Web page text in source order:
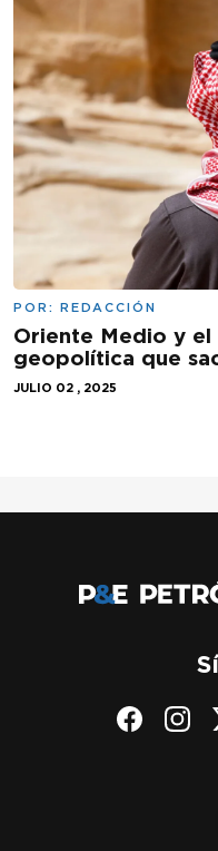
POR: REDACCIÓN
Oriente Medio y
geopolítica que
JULIO 02 , 2025